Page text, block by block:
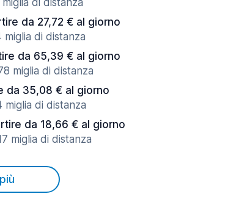
di distanza
da 27,72 € al giorno
miglia di distanza
da 65,39 € al giorno
miglia di distanza
da 35,08 € al giorno
miglia di distanza
da 18,66 € al giorno
miglia di distanza